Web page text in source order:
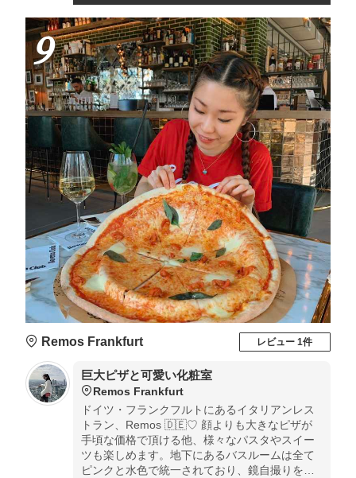
9
Remos Frankfurt レビュー 1件
巨大ピザと可愛い化粧室
Remos Frankfurt
ドイツ・フランクフルトにあるイタリアンレス
トラン、Remos 🇩🇪♡ 顔よりも大きなピザが
手頃な価格で頂ける他、様々なパスタやスイー
ツも楽しめます。地下にあるバスルームは全て
ピンクと水色で統一されており、鏡自撮りをす